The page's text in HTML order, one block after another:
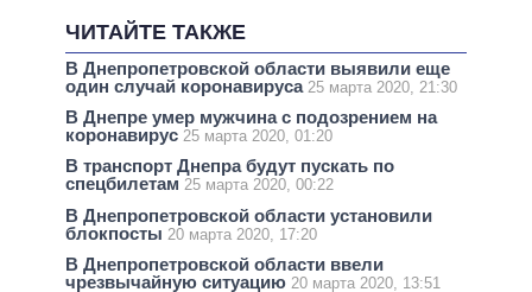
ЧИТАЙТЕ ТАКЖЕ
В Днепропетровской области выявили еще
один случай коронавируса 25 марта 2020, 21:30
В Днепре умер мужчина с подозрением на
коронавирус 25 марта 2020, 01:20
В транспорт Днепра будут пускать по
спецбилетам 25 марта 2020, 00:22
В Днепропетровской области установили
блокпосты 20 марта 2020, 17:20
В Днепропетровской области ввели
чрезвычайную ситуацию 20 марта 2020, 13:51